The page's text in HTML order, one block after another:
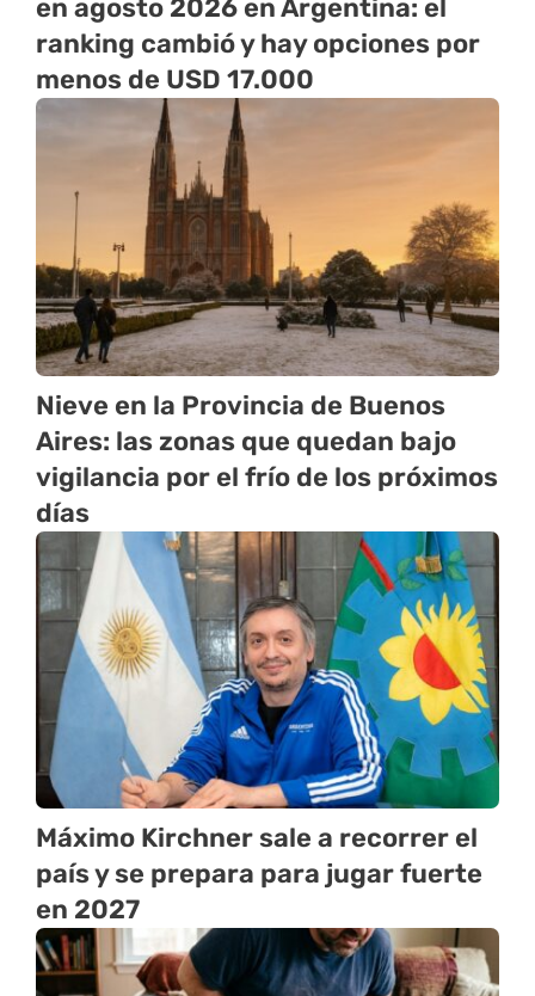
en agosto 2026 en Argentina: el
ranking cambió y hay opciones por
menos de USD 17.000
Nieve en la Provincia de Buenos
Aires: las zonas que quedan bajo
vigilancia por el frío de los próximos
días
Máximo Kirchner sale a recorrer el
país y se prepara para jugar fuerte
en 2027